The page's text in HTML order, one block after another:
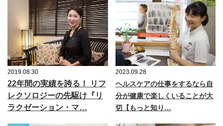
2019.08.30
22年間の実績を誇る！ リフ
レクソロジーの先駆け『リ
ラクゼーション・マ…
2023.09.28
ヘルスケアの仕事をするなら自
分が健康で楽しくいることが大
切【もっと知り…